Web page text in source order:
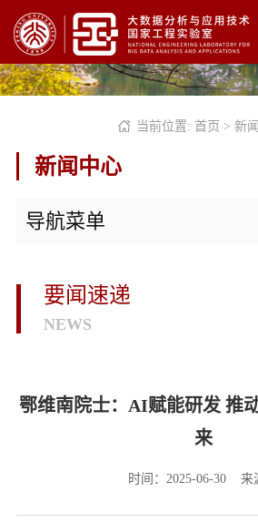
当前位置: 首页 > 新
新闻中心
导航菜单
要闻速递
NEWS
鄂维南院士：AI赋能研发 推
来
时间：2025-06-30 来